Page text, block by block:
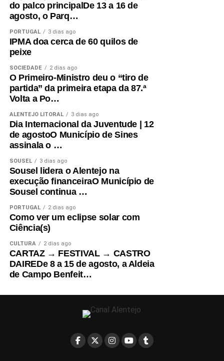
do palco principalDe 13 a 16 de
agosto, o Parq…
PORTUGAL 3 dias ago
IPMA doa cerca de 60 quilos de
peixe
SOCIEDADE 2 dias ago
O Primeiro-Ministro deu o “tiro de
partida” da primeira etapa da 87.ª
Volta a Po…
ALENTEJO LITORAL 3 dias ago
Dia Internacional da Juventude | 12
de agostoO Município de Sines
assinala o …
SOUSEL 3 dias ago
Sousel lidera o Alentejo na
execução financeiraO Município de
Sousel continua …
PORTUGAL 2 dias ago
Como ver um eclipse solar com
Ciência(s)
CULTURA 2 dias ago
CARTAZ → FESTIVAL → CASTRO
DAIREDe 8 a 15 de agosto, a Aldeia
de Campo Benfeit…